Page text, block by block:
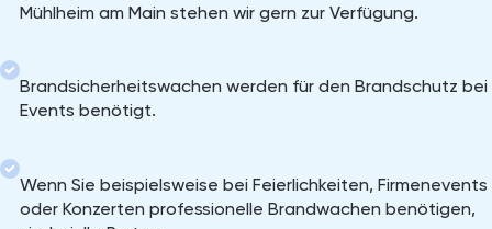
Mühlheim am Main stehen wir gern zur Verfügung.
Brandsicherheitswachen werden für den Brandschutz bei
Events benötigt.
Wenn Sie beispielsweise bei Feierlichkeiten, Firmenevents
oder Konzerten professionelle Brandwachen benötigen,